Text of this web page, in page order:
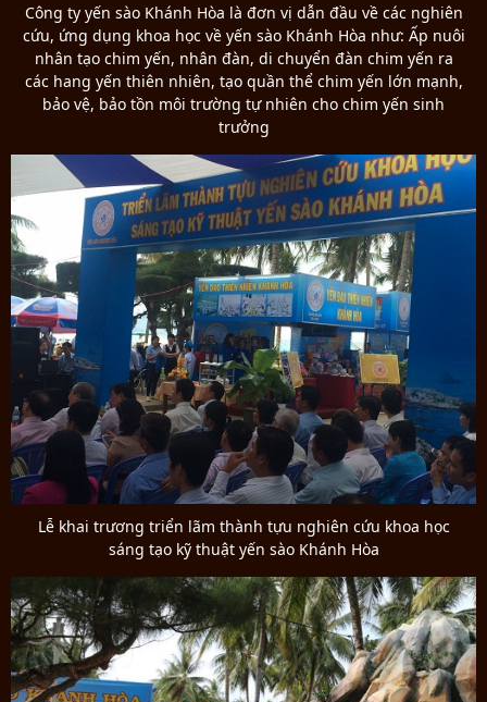
Công ty yến sào Khánh Hòa là đơn vị dẫn đầu về các nghiên
cứu, ứng dụng khoa học về yến sào Khánh Hòa như: Ấp nuôi
nhân tạo chim yến, nhân đàn, di chuyển đàn chim yến ra
các hang yến thiên nhiên, tạo quần thể chim yến lớn mạnh,
bảo vệ, bảo tồn môi trường tự nhiên cho chim yến sinh
trưởng
Lễ khai trương triển lãm thành tựu nghiên cứu khoa học
sáng tạo kỹ thuật yến sào Khánh Hòa